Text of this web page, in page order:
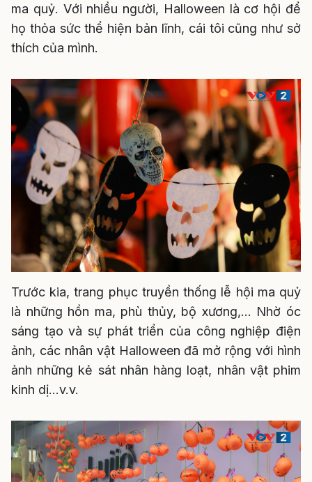
ma quỷ. Với nhiều người, Halloween là cơ hội để
họ thỏa sức thể hiện bản lĩnh, cái tôi cũng như sở
thích của mình.
Trước kia, trang phục truyền thống lễ hội ma quỷ
là những hồn ma, phù thủy, bộ xương,… Nhờ óc
sáng tạo và sự phát triển của công nghiệp điện
ảnh, các nhân vật Halloween đã mở rộng với hình
ảnh những kẻ sát nhân hàng loạt, nhân vật phim
kinh dị…v.v.